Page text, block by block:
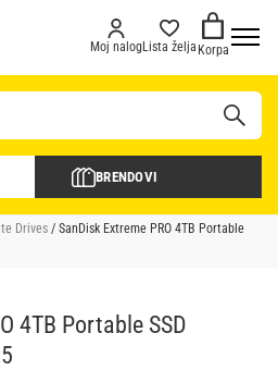
Moj nalogLista želja Korpa
BRENDOVI
Drives / SanDisk Extreme PRO 4TB Portable
4TB Portable SSD